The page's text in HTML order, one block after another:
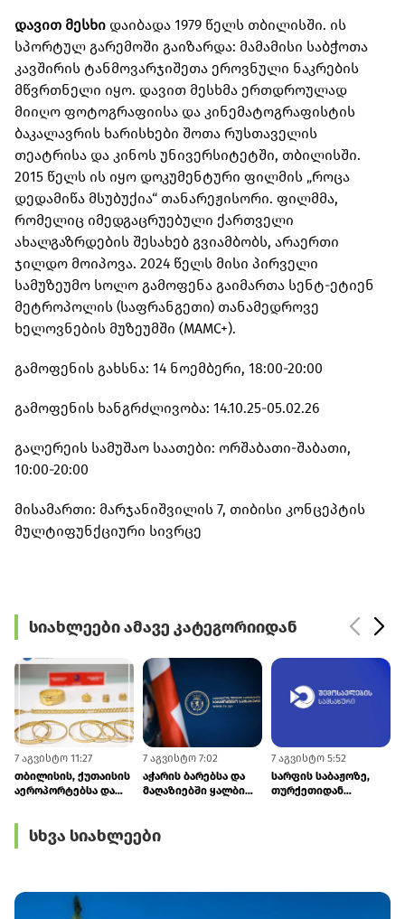
დავით მესხი დაიბადა 1979 წელს თბილისში. ის
სპორტულ გარემოში გაიზარდა: მამამისი საბჭოთა
კავშირის ტანმოვარჯიშეთა ეროვნული ნაკრების
მწვრთნელი იყო. დავით მესხმა ერთდროულად
მიიღო ფოტოგრაფიისა და კინემატოგრაფისტის
ბაკალავრის ხარისხები შოთა რუსთაველის
თეატრისა და კინოს უნივერსიტეტში, თბილისში.
2015 წელს ის იყო დოკუმენტური ფილმის „როცა
დედამიწა მსუბუქია“ თანარეჟისორი. ფილმმა,
რომელიც იმედგაცრუებული ქართველი
ახალგაზრდების შესახებ გვიამბობს, არაერთი
ჯილდო მოიპოვა. 2024 წელს მისი პირველი
სამუზეუმო სოლო გამოფენა გაიმართა სენტ-ეტიენ
მეტროპოლის (საფრანგეთი) თანამედროვე
ხელოვნების მუზეუმში (MAMC+).
გამოფენის გახსნა: 14 ნოემბერი, 18:00-20:00
გამოფენის ხანგრძლივობა: 14.10.25-05.02.26
გალერეის სამუშაო საათები: ორშაბათი-შაბათი,
10:00-20:00
მისამართი: მარჯანიშვილის 7, თიბისი კონცეპტის
მულტიფუნქციური სივრცე
სიახლეები ამავე კატეგორიიდან
7 აგვისტო 11:27
თბილისის, ქუთაისის
აეროპორტებსა და
ოქროს უკანონოდ
შემოტანის 7 ფაქტი
7 აგვისტო 7:02
აჭარის ბარებსა და
მაღაზიებში ყალბი
7 აგვისტო 5:52
სარფის საბაჟოზე,
თურქეთიდან
სხვა სიახლეები